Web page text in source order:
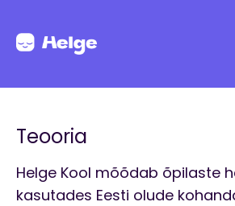
Teooria
Helge Kool mõõdab õpilaste
kasutades Eesti olude